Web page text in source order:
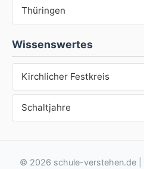
Thüringen
Wissenswertes
Kirchlicher Festkreis
Schaltjahre
© 2026 schule-verstehen.de |